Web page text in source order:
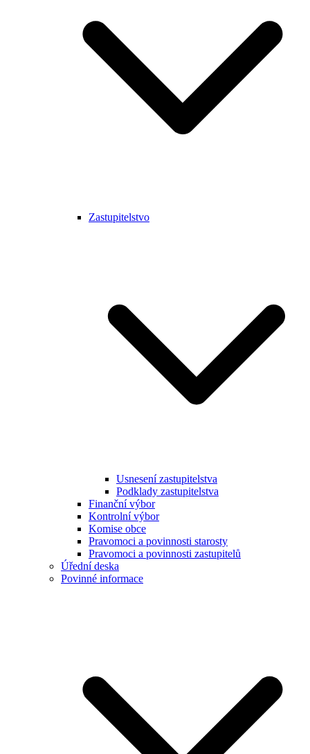
Zastupitelstvo
Usnesení zastupitelstva
Podklady zastupitelstva
Finanční výbor
Kontrolní výbor
Komise obce
Pravomoci a povinnosti starosty
Pravomoci a povinnosti zastupitelů
Úřední deska
Povinné informace